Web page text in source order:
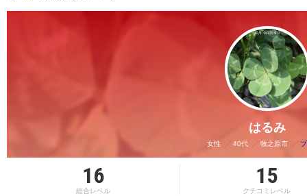
はるみ
女性 40代 牧之原市
16
総合レベル
15
クチコミレベル